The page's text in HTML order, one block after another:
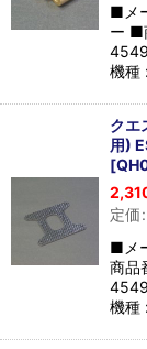
■メ
ー ■
機種
ク
用)
[
定価:
■メ
商品
機種